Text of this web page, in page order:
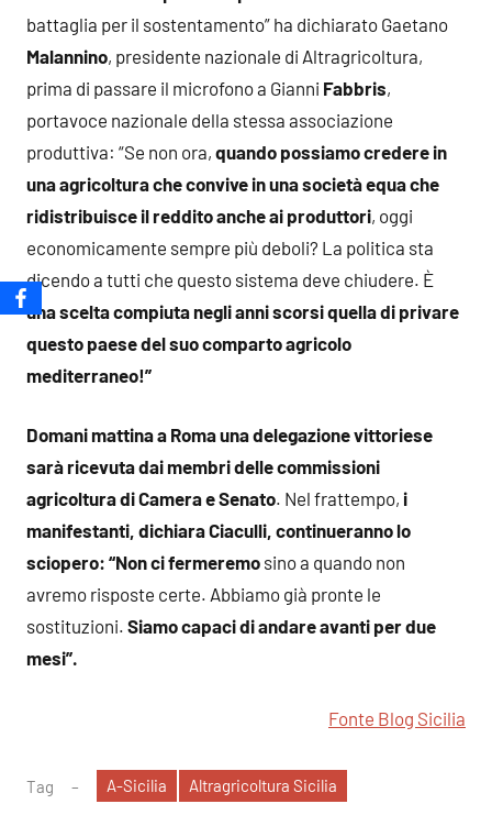
battaglia per il sostentamento” ha dichiarato Gaetano
Malannino, presidente nazionale di Altragricoltura,
prima di passare il microfono a Gianni Fabbris,
portavoce nazionale della stessa associazione
produttiva: “Se non ora, quando possiamo credere in
una agricoltura che convive in una società equa che
ridistribuisce il reddito anche ai produttori, oggi
economicamente sempre più deboli? La politica sta
dicendo a tutti che questo sistema deve chiudere. È
una scelta compiuta negli anni scorsi quella di privare
questo paese del suo comparto agricolo
mediterraneo!”
Domani mattina a Roma una delegazione vittoriese
sarà ricevuta dai membri delle commissioni
agricoltura di Camera e Senato. Nel frattempo, i
manifestanti, dichiara Ciaculli, continueranno lo
sciopero: “Non ci fermeremo sino a quando non
avremo risposte certe. Abbiamo già pronte le
sostituzioni. Siamo capaci di andare avanti per due
mesi”.
Fonte Blog Sicilia
Tag A-Sicilia Altragricoltura Sicilia